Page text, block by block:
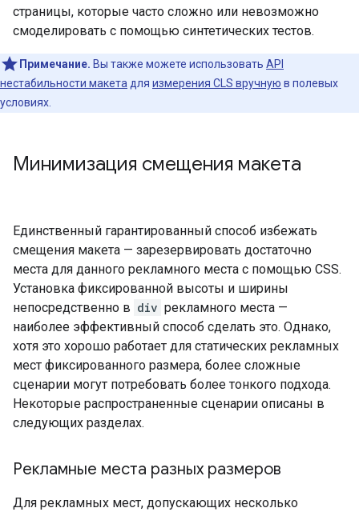
страницы, которые часто сложно или невозможно
смоделировать с помощью синтетических тестов.
Примечание. Вы также можете использовать API
нестабильности макета для измерения CLS вручную в полевых
условиях.
Минимизация смещения макета
Единственный гарантированный способ избежать
смещения макета — зарезервировать достаточно
места для данного рекламного места с помощью CSS.
Установка фиксированной высоты и ширины
непосредственно в div рекламного места —
наиболее эффективный способ сделать это. Однако,
хотя это хорошо работает для статических рекламных
мест фиксированного размера, более сложные
сценарии могут потребовать более тонкого подхода.
Некоторые распространенные сценарии описаны в
следующих разделах.
Рекламные места разных размеров
Для рекламных мест, допускающих несколько